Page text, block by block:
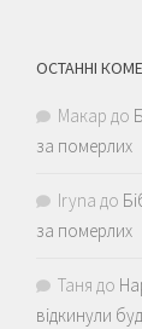
ОСТАННІ
Макар до
за померлих
Iryna до
за померлих
Таня до
відкинули